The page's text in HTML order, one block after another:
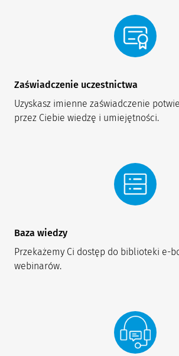
Zaświadczenie uczestnictwa
Uzyskasz imienne zaświadczenie
przez Ciebie wiedzę i umiejętności.
Baza wiedzy
Przekażemy Ci dostęp do biblioteki e-
webinarów.